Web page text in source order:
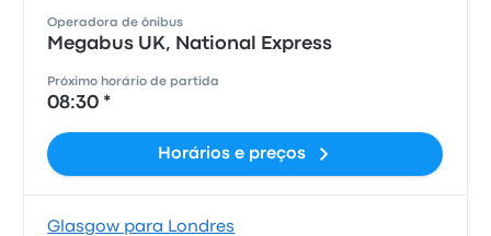
Operadora de ônibus
Megabus UK, National Express
Próximo horário de partida
08:30 *
Horários e preços
Glasgow para Londres